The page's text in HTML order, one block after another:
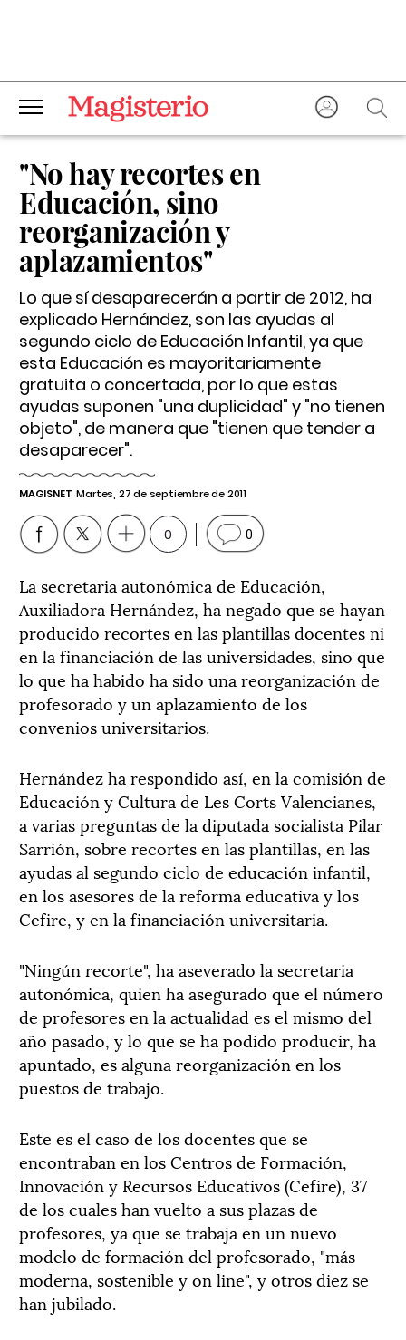
"No hay recortes en
Educación, sino
reorganización y
aplazamientos"
Lo que sí desaparecerán a partir de 2012, ha
explicado Hernández, son las ayudas al
segundo ciclo de Educación Infantil, ya que
esta Educación es mayoritariamente
gratuita o concertada, por lo que estas
ayudas suponen "una duplicidad" y "no tienen
objeto", de manera que "tienen que tender a
desaparecer".
MAGISNET Martes, 27 de septiembre de 2011
0 0
La secretaria autonómica de Educación,
Auxiliadora Hernández, ha negado que se hayan
producido recortes en las plantillas docentes ni
en la financiación de las universidades, sino que
lo que ha habido ha sido una reorganización de
profesorado y un aplazamiento de los
convenios universitarios.
Hernández ha respondido así, en la comisión de
Educación y Cultura de Les Corts Valencianes,
a varias preguntas de la diputada socialista Pilar
Sarrión, sobre recortes en las plantillas, en las
ayudas al segundo ciclo de educación infantil,
en los asesores de la reforma educativa y los
Cefire, y en la financiación universitaria.
"Ningún recorte", ha aseverado la secretaria
autonómica, quien ha asegurado que el número
de profesores en la actualidad es el mismo del
año pasado, y lo que se ha podido producir, ha
apuntado, es alguna reorganización en los
puestos de trabajo.
Este es el caso de los docentes que se
encontraban en los Centros de Formación,
Innovación y Recursos Educativos (Cefire), 37
de los cuales han vuelto a sus plazas de
profesores, ya que se trabaja en un nuevo
modelo de formación del profesorado, "más
moderna, sostenible y on line", y otros diez se
han jubilado.